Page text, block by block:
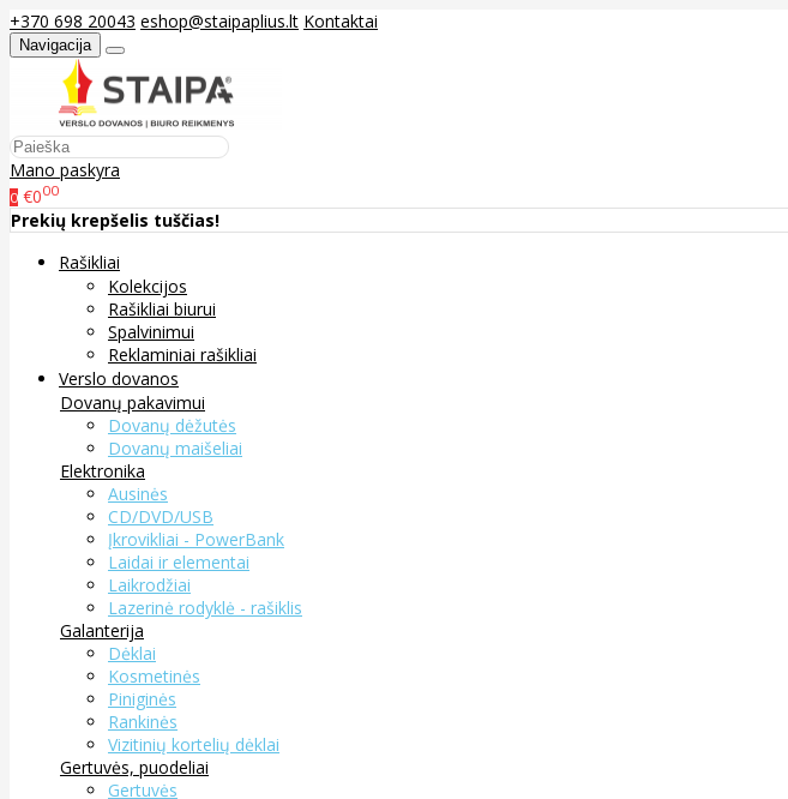
+370 698 20043 eshop@staipaplius.lt Kontaktai
Navigacija
Mano paskyra
0 €000
Prekių krepšelis tuščias!
Rašikliai
Kolekcijos
Rašikliai biurui
Spalvinimui
Reklaminiai rašikliai
Verslo dovanos
Dovanų pakavimui
Dovanų dėžutės
Dovanų maišeliai
Elektronika
Ausinės
CD/DVD/USB
Įkrovikliai - PowerBank
Laidai ir elementai
Laikrodžiai
Lazerinė rodyklė - rašiklis
Galanterija
Dėklai
Kosmetinės
Piniginės
Rankinės
Vizitinių kortelių dėklai
Gertuvės, puodeliai
Gertuvės